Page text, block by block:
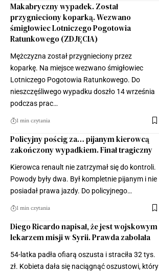
Makabryczny wypadek. Został
przygnieciony koparką. Wezwano
śmigłowiec Lotniczego Pogotowia
Ratunkowego (ZDJĘCIA)
Mężczyzna został przygnieciony przez
koparkę. Na miejsce wezwano śmigłowiec
Lotniczego Pogotowia Ratunkowego. Do
nieszczęśliwego wypadku doszło 14 września
podczas prac…
1 min czytania
Policyjny pościg za… pijanym kierowcą
zakończony wypadkiem. Finał tragiczny
Kierowca renault nie zatrzymał się do kontroli.
Powody były dwa. Był kompletnie pijanym i nie
posiadał prawa jazdy. Do policyjnego…
1 min czytania
Diego Ricardo napisał, że jest wojskowym
lekarzem misji w Syrii. Prawda zabolała
54-latka padła ofiarą oszusta i straciła 32 tys.
zł. Kobieta dała się naciągnąć oszustowi, który